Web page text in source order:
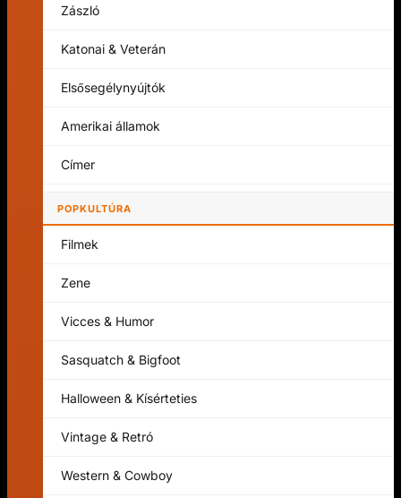
Zászló
Katonai & Veterán
Elsősegélynyújtók
Amerikai államok
Címer
POPKULTÚRA
Filmek
Zene
Vicces & Humor
Sasquatch & Bigfoot
Halloween & Kísérteties
Vintage & Retró
Western & Cowboy